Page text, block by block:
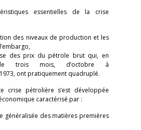
essentielles de la crise
des niveaux de production et les
des prix du pétrole brut qui, en
trois mois, d’octobre à
ont pratiquement quadruplé.
crise pétrolière s’est développée
caractérisé par :
généralisée des matières premières